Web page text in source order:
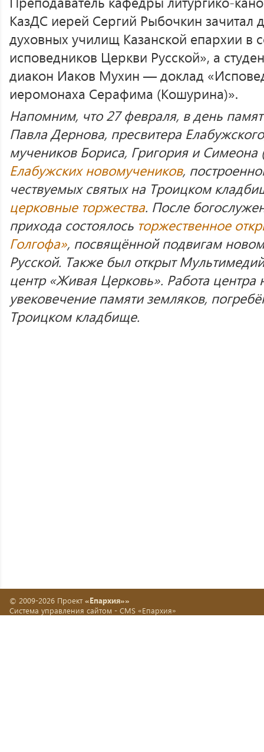
КазДС иерей Сергий Рыбочкин зачитал
духовных училищ Казанской епархии в
исповедников Церкви Русской», а
диакон Иаков Мухин — доклад
иеромонаха Серафима (Кошурина)».
Напомним, что 27 февраля, в день
Павла Дернова, пресвитера
мучеников Бориса, Григория и Симеона
Елабужских новомучеников,
чествуемых святых на Троицком
церковные торжества. После
прихода состоялось торжественное
Голгофа», посвящённой подвигам
Русской. Также был открыт
центр «Живая Церковь». Работа центра
увековечение памяти земляков,
Троицком кладбище.
© 2009-2026 Проект «Епархия»»
Система управления сайтом - CMS «Епархия»